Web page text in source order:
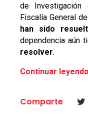
de
Fiscalía General
han sido
dependencia aún
resolver.
Continuar
Comparte